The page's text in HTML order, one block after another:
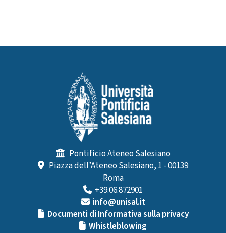
Pontificio Ateneo Salesiano
Piazza dell’Ateneo Salesiano, 1 - 00139
Roma
+39.06.872901
info@unisal.it
Documenti di Informativa sulla privacy
Whistleblowing